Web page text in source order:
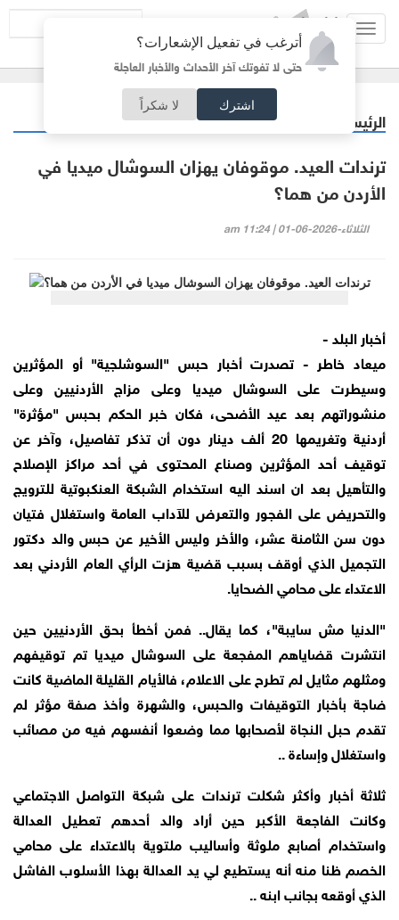
أترغب في تفعيل الإشعارات؟
حتى لا تفوتك آخر الأحداث والأخبار العاجلة
اشترك لا شكراً
الرئيسية
ترندات العيد. موقوفان يهزان السوشال ميديا في
الأردن من هما؟
الثلاثاء-2026-06-01 | 11:24 am
أخبار البلد -
ميعاد خاطر - تصدرت أخبار حبس "السوشلجية" أو المؤثرين
وسيطرت على السوشال ميديا وعلى مزاج الأردنيين وعلى
منشوراتهم بعد عيد الأضحى، فكان خبر الحكم بحبس "مؤثرة"
أردنية وتغريمها 20 ألف دينار دون أن تذكر تفاصيل، وآخر عن
توقيف أحد المؤثرين وصناع المحتوى في أحد مراكز الإصلاح
والتأهيل بعد ان اسند اليه استخدام الشبكة العنكبوتية للترويج
والتحريض على الفجور والتعرض للآداب العامة واستغلال فتيان
دون سن الثامنة عشر، والأخر وليس الأخير عن حبس والد دكتور
التجميل الذي أوقف بسبب قضية هزت الرأي العام الأردني بعد
الاعتداء على محامي الضحايا.
"الدنيا مش سايبة"، كما يقال.. فمن أخطأ بحق الأردنيين حين
انتشرت قضاياهم المفجعة على السوشال ميديا تم توقيفهم
ومثلهم مثايل لم تطرح على الاعلام، فالأيام القليلة الماضية كانت
ضاجة بأخبار التوقيفات والحبس، والشهرة وأخذ صفة مؤثر لم
تقدم حبل النجاة لأصحابها مما وضعوا أنفسهم فيه من مصائب
واستغلال وإساءة ..
ثلاثة أخبار وأكثر شكلت ترندات على شبكة التواصل الاجتماعي
وكانت الفاجعة الأكبر حين أراد والد أحدهم تعطيل العدالة
واستخدام أصابع ملوثة وأساليب ملتوية بالاعتداء على محامي
الخصم ظنا منه أنه يستطيع لي يد العدالة بهذا الأسلوب الفاشل
الذي أوقعه بجانب ابنه ..